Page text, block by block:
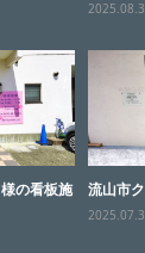
の看板施
流山市